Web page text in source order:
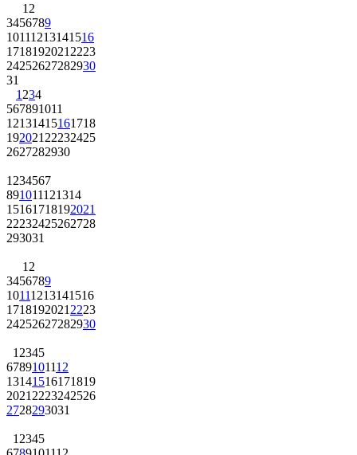
1 2
3456789
10111213141516
1718192021 2223
24252627282930
31
1 234
567891011
12131415161718
192021 22232425
2627282930
1 234567
891011121314
15161718192021
22232425262728
293031
1 2
3456789
10111213141516
1718192021 2223
24252627282930
1 2345
6789101112
13141516171819
2021 2223242526
2728293031
1 2345